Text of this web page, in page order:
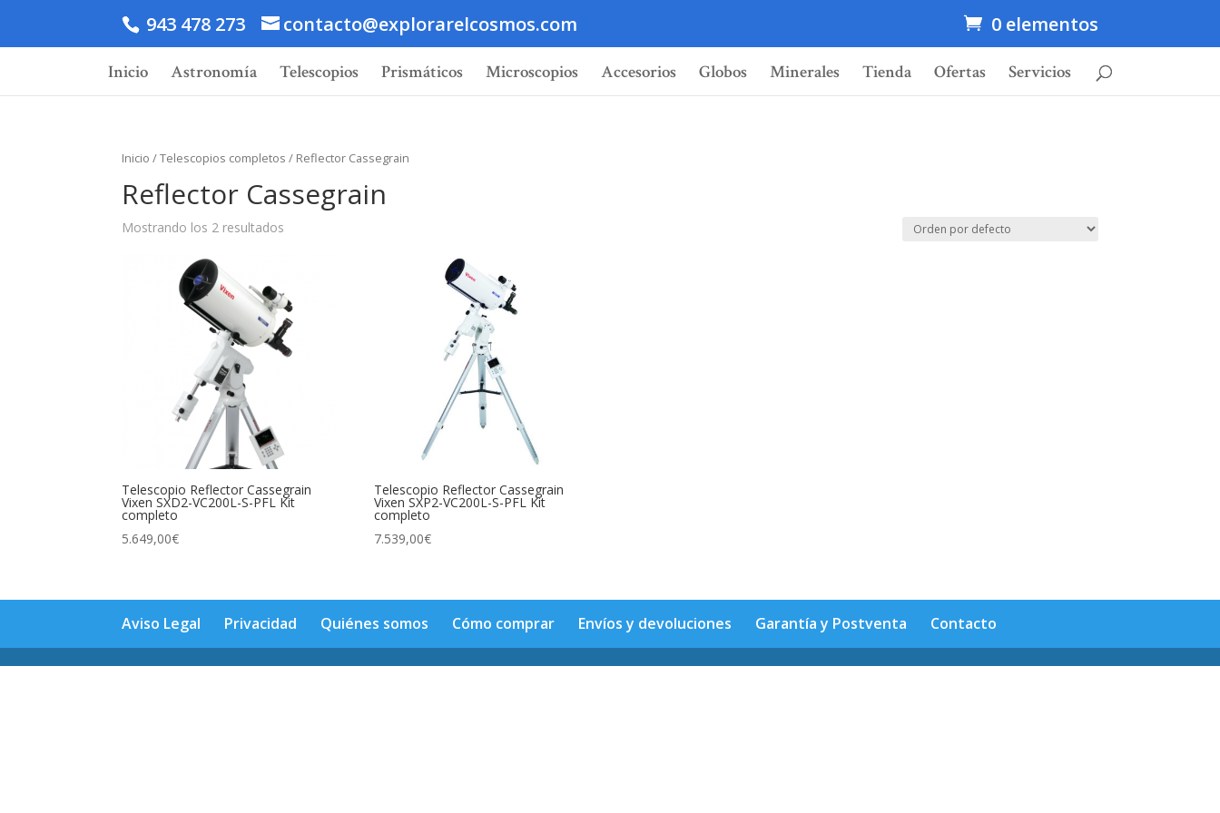
943 478 273 contacto@explorarelcosmos.com 0 elementos
Inicio Astronomía Telescopios Prismáticos Microscopios Accesorios Globos Minerales Tienda Ofertas Servicios
Inicio /Telescopios completos / Reflector Cassegrain
Reflector Cassegrain
Mostrando los 2 resultados
Telescopio Reflector Cassegrain
Vixen SXD2-VC200L-S-PFL Kit
completo
5.649,00€
Telescopio Reflector Cassegrain
Vixen SXP2-VC200L-S-PFL Kit
completo
7.539,00€
Aviso Legal Privacidad Quiénes somos Cómo comprar Envíos y devoluciones Garantía y Postventa Contacto